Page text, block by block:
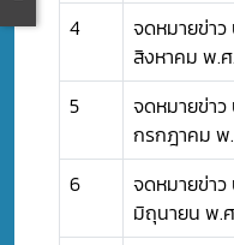
4
จดหมายข่าว
สิงหาคม พ.
5
จดหมายข่าว
กรกฎาคม พ
6
จดหมายข่าว
มิถุนายน พ.